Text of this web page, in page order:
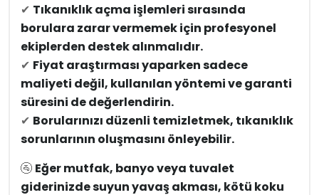
✔ Tıkanıklık açma işlemleri sırasında
borulara zarar vermemek için profesyonel
ekiplerden destek alınmalıdır.
✔ Fiyat araştırması yaparken sadece
maliyeti değil, kullanılan yöntemi ve garanti
süresini de değerlendirin.
✔ Borularınızı düzenli temizletmek, tıkanıklık
sorunlarının oluşmasını önleyebilir.
🚰 Eğer mutfak, banyo veya tuvalet
giderinizde suyun yavaş akması, kötü koku